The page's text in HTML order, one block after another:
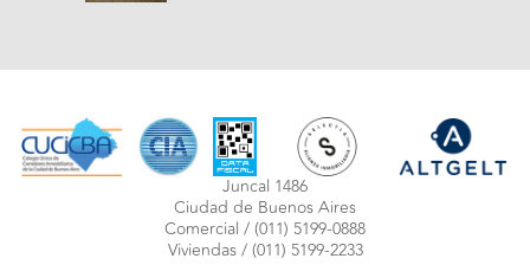
Juncal 1486
Ciudad de Buenos Aires
Comercial /(011) 5199-0888
Viviendas /(011) 5199-2233